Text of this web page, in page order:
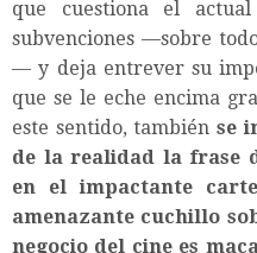
que cuestiona el
subvenciones —sobre
— y deja entrever su
que se le eche encima
este sentido, también se
de la realidad la frase
en el impactante
amenazante cuchillo
negocio del cine es